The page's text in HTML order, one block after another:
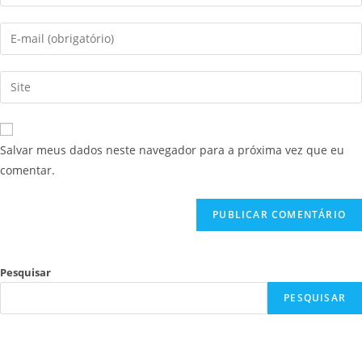
Salvar meus dados neste navegador para a próxima vez que eu
comentar.
Pesquisar
PESQUISAR